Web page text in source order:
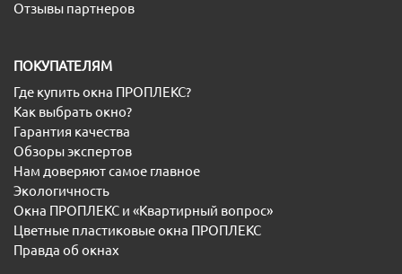
Отзывы партнеров
ПОКУПАТЕЛЯМ
Где купить окна ПРОПЛЕКС?
Как выбрать окно?
Гарантия качества
Обзоры экспертов
Нам доверяют самое главное
Экологичность
Окна ПРОПЛЕКС и «Квартирный вопрос»
Цветные пластиковые окна ПРОПЛЕКС
Правда об окнах